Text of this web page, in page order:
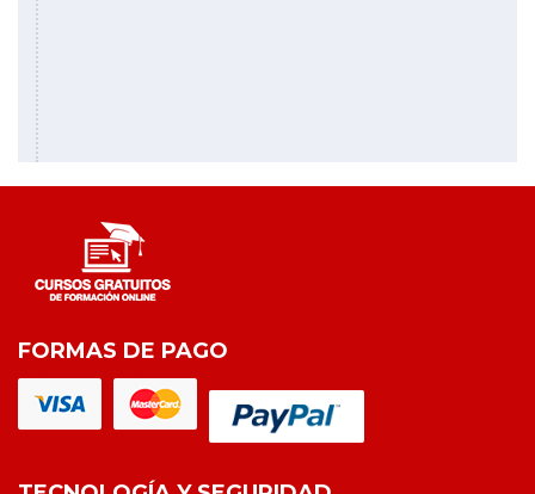
FORMAS DE PAGO